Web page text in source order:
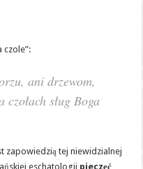
czole”:
ani drzewom,
sług Boga
zapowiedzią tej niewidzialnej
eschatologii pieczęć